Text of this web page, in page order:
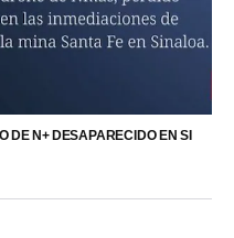
DE N+ DESAPARECIDO EN SI